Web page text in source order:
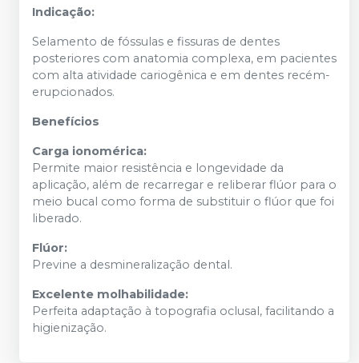
Indicação:
Selamento de fóssulas e fissuras de dentes
posteriores com anatomia complexa, em pacientes
com alta atividade cariogênica e em dentes recém-
erupcionados.
Benefícios
Carga ionomérica:
Permite maior resistência e longevidade da
aplicação, além de recarregar e reliberar flúor para o
meio bucal como forma de substituir o flúor que foi
liberado.
Flúor:
Previne a desmineralização dental.
Excelente molhabilidade:
Perfeita adaptação à topografia oclusal, facilitando a
higienização.